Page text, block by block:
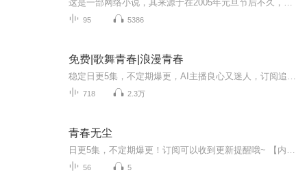
95 5386
免费|歌舞青春|浪漫青春
718 2.3万
青春无尘
56 5